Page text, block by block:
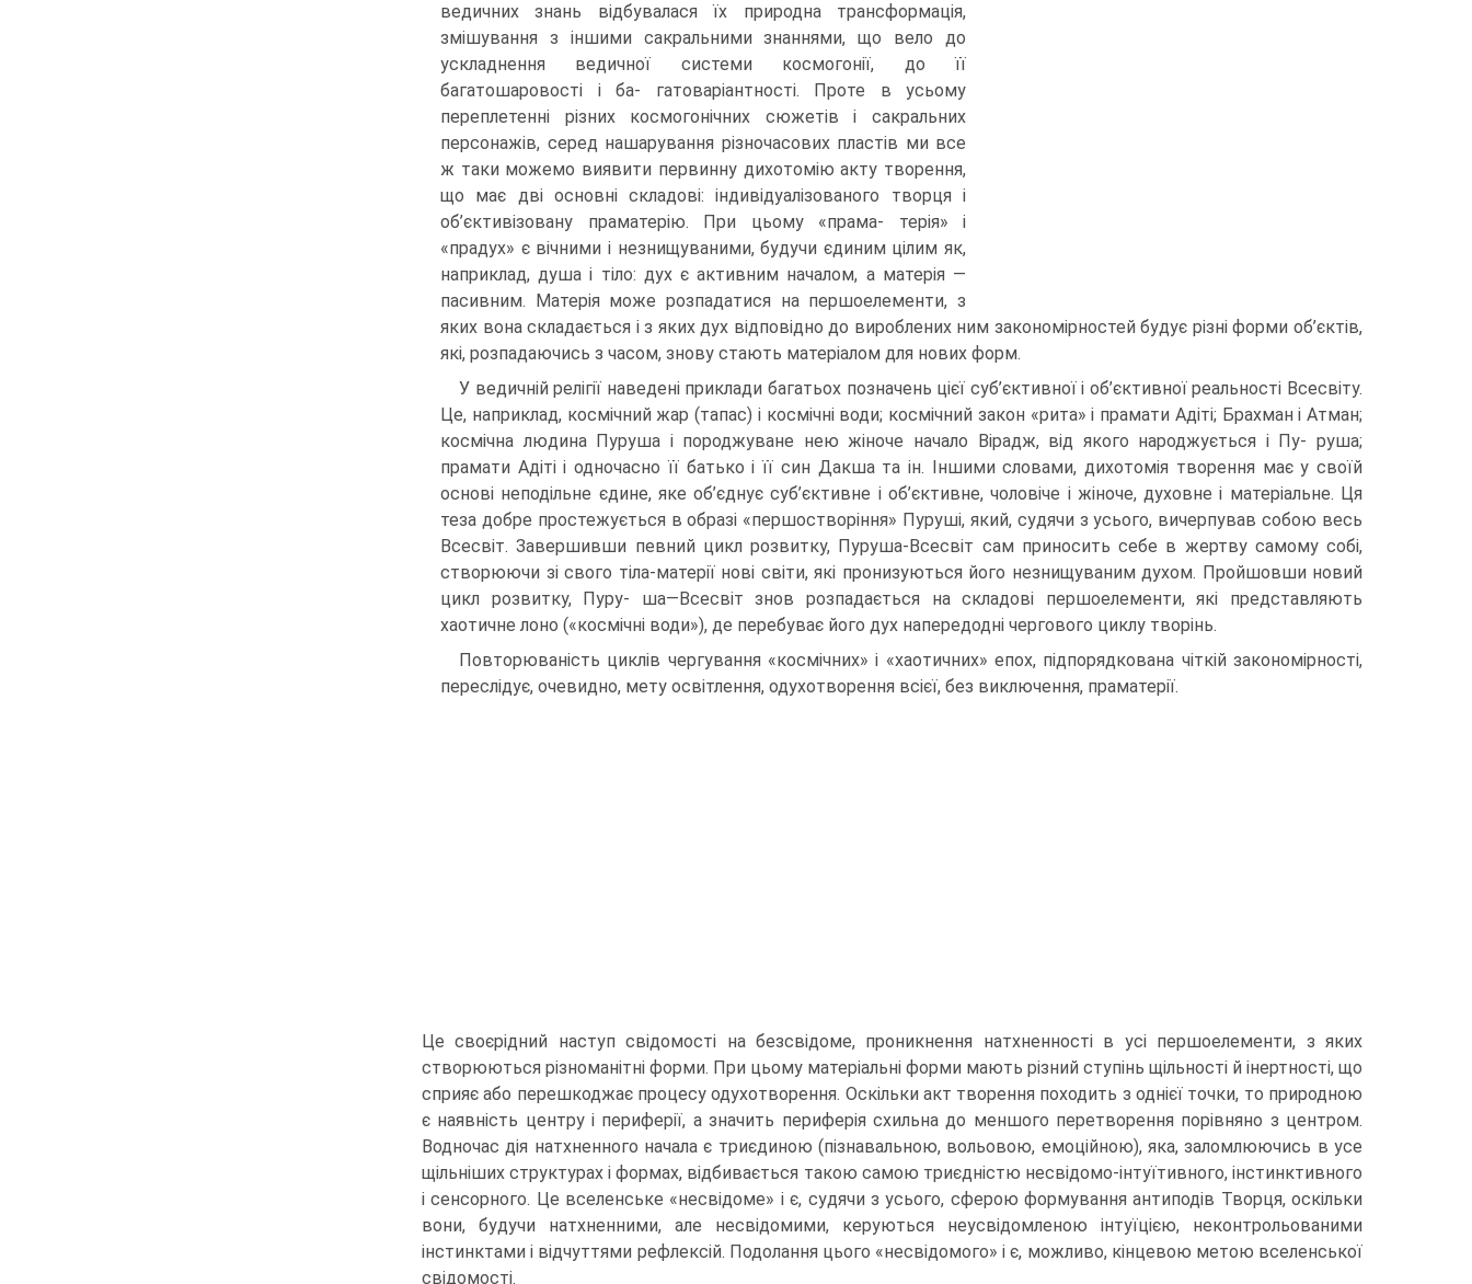
ведичних знань відбу­валася їх природна трансформація,
змішування з іншими сакральними знаннями, що вело до
ускладнення ведичної системи космогонії, до її
багатошаровості і ба- гатоваріантності. Проте в усьому
переплетенні різних космогонічних сюжетів і сакральних
персонажів, серед нашарування різночасових пластів ми все
ж таки можемо виявити первинну дихотомію акту творення,
що має дві основні складові: індивідуалізованого творця і
об’єктивізовану праматерію. При цьому «прама- терія» і
«прадух» є вічними і незнищуваними, будучи єдиним цілим як,
наприклад, душа і тіло: дух є активним началом, а матерія —
пасивним. Матерія може розпа­датися на першоелементи, з
яких вона складається і з яких дух відповідно до ви­роблених ним закономірностей будує різні форми об’єктів,
які, розпадаючись з часом, знову стають матеріалом для нових форм.
У ведичній релігії наведені приклади багатьох позначень цієї суб’єктивної і об’єктивної реальності Всесвіту.
Це, наприклад, космічний жар (тапас) і космічні води; космічний закон «рита» і прамати Адіті; Брахман і Атман;
космічна людина Пуруша і породжуване нею жіноче начало Вірадж, від якого народжується і Пу- руша;
прамати Адіті і одночасно її батько і її син Дакша та ін. Іншими словами, дихотомія творення має у своїй
основі неподільне єдине, яке об’єднує суб’єктивне і об’єктивне, чоловіче і жіноче, духовне і матеріальне. Ця
теза добре простежуєть­ся в образі «першостворіння» Пуруші, який, судячи з усього, вичерпував собою весь
Всесвіт. Завершивши певний цикл розвитку, Пуруша-Всесвіт сам приносить себе в жертву самому собі,
створюючи зі свого тіла-матерії нові світи, які про­низуються його незнищуваним духом. Пройшовши новий
цикл розвитку, Пуру- ша—Всесвіт знов розпадається на складові першоелементи, які представляють
хаотичне лоно («космічні води»), де перебуває його дух напередодні чергового циклу творінь.
Повторюваність циклів чергування «космічних» і «хаотичних» епох, підпо­рядкована чіткій закономірності,
переслідує, очевидно, мету освітлення, оду­хотворення всієї, без виключення, праматерії.
Це своєрідний наступ свідомості на безсвідоме, проникнення натхненності в усі першоелементи, з яких
створю­ються різноманітні форми. При цьому матеріальні форми мають різний ступінь щільності й інертності, що
сприяє або перешкоджає процесу одухотворення. Оскільки акт творення походить з однієї точки, то природною
є наявність цен­тру і периферії, а значить периферія схильна до меншого перетворення порівня­но з центром.
Водночас дія натхненного начала є триєдиною (пізнавальною, во­льовою, емоційною), яка, заломлюючись в усе
щільніших структурах і формах, відбивається такою самою триєдністю несвідомо-інтуїтивного, інстинктивного
і сенсорного. Це вселенське «несвідоме» і є, судячи з усього, сферою формування антиподів Творця, оскільки
вони, будучи натхненними, але несвідомими, керу­ються неусвідомленою інтуїцією, неконтрольованими
інстинктами і відчуттями рефлексій. Подолання цього «несвідомого» і є, можливо, кінцевою метою вселен­ської
свідомості.